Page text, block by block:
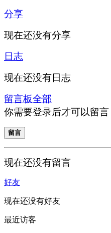
分享
现在还没有分享
日志
现在还没有日志
留言板全部
你需要登录后才可以留言
留言
现在还没有留言
好友
现在还没有好友
最近访客